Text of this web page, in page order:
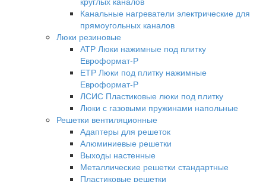
Канальные нагреватели электрические для
прямоугольных каналов
Люки резиновые
АТР Люки нажимные под плитку
Евроформат-Р
ЕТР Люки под плитку нажимные
Евроформат-Р
ЛСИС Пластиковые люки под плитку
Люки с газовыми пружинами напольные
Решетки вентиляционные
Адаптеры для решеток
Алюминиевые решетки
Выходы настенные
Металлические решетки стандартные
Пластиковые решетки